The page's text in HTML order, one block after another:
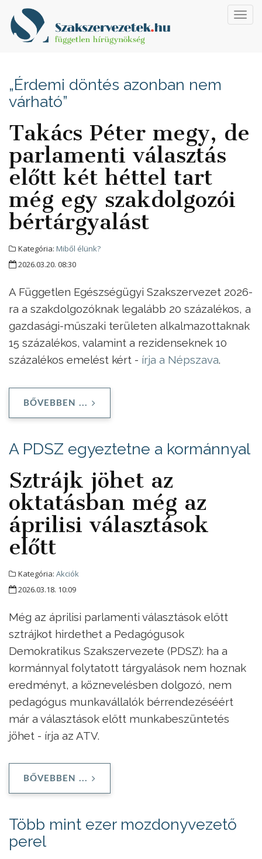
„Érdemi döntés azonban nem
várható”
Takács Péter megy, de
parlamenti választás
előtt két héttel tart
még egy szakdolgozói
bértárgyalást
Kategória: Miből élünk?
2026.03.20. 08:30
A Független Egészségügyi Szakszervezet 2026-
ra a szakdolgozóknak legalább 20 százalékos, a
gazdasági-műszaki területen alkalmazottaknak
15 százalékos, valamint a rezidenseknek 10
százalékos emelést kért - írja a Népszava.
BŐVEBBEN ...
A PDSZ egyeztetne a kormánnyal
Sztrájk jöhet az
oktatásban még az
áprilisi választások
előtt
Kategória: Akciók
2026.03.18. 10:09
Még az áprilisi parlamenti választások előtt
sztrájkot hirdethet a Pedagógusok
Demokratikus Szakszervezete (PDSZ): ha a
kormánnyal folytatott tárgyalások nem hoznak
eredményt, a köznevelésben dolgozó, nem
pedagógus munkavállalók bérrendezéséért
már a választások előtt munkabeszüntetés
jöhet - írja az ATV.
BŐVEBBEN ...
Több mint ezer mozdonyvezető
perel